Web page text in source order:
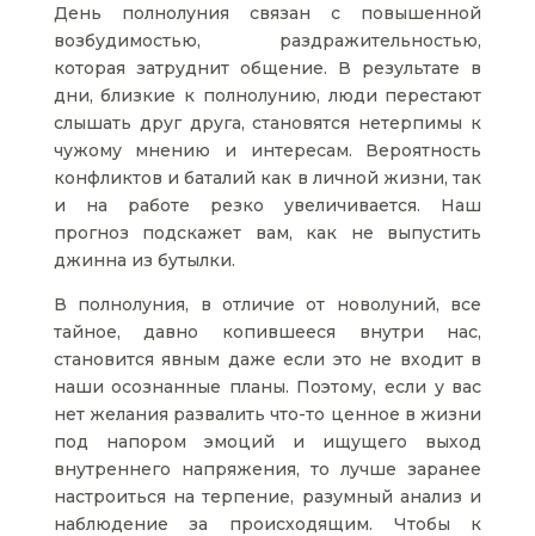
День полнолуния связан с повышенной
возбудимостью, раздражительностью,
которая затруднит общение. В результате в
дни, близкие к полнолунию, люди перестают
слышать друг друга, становятся нетерпимы к
чужому мнению и интересам. Вероятность
конфликтов и баталий как в личной жизни, так
и на работе резко увеличивается. Наш
прогноз подскажет вам, как не выпустить
джинна из бутылки.
В полнолуния, в отличие от новолуний, все
тайное, давно копившееся внутри нас,
становится явным даже если это не входит в
наши осознанные планы. Поэтому, если у вас
нет желания развалить что-то ценное в жизни
под напором эмоций и ищущего выход
внутреннего напряжения, то лучше заранее
настроиться на терпение, разумный анализ и
наблюдение за происходящим. Чтобы к